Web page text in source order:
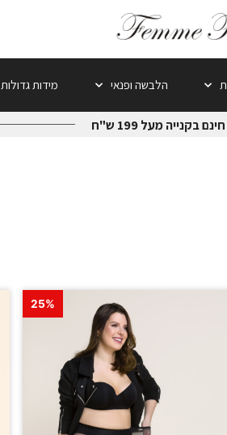
הלבשה ופנאי מידות גדולות
בקנייה מעל 199 ש"ח
25%